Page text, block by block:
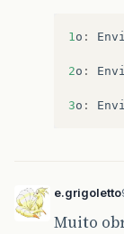
1 o :
2o :
3o :
e.grigoletto
Muito